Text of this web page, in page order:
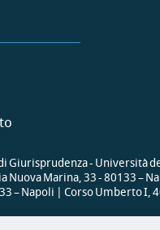
Giurisprudenza - Università
Nuova Marina, 33 - 80133 –
– Napoli | Corso Umberto I,